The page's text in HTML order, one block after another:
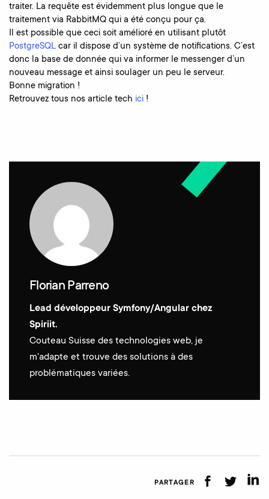
traiter. La requête est évidemment plus longue que le
traitement via RabbitMQ qui a été conçu pour ça.
Il est possible que ceci soit amélioré en utilisant plutôt
PostgreSQL car il dispose d’un système de notifications. C’est
donc la base de donnée qui va informer le messenger d’un
nouveau message et ainsi soulager un peu le serveur.
Bonne migration !
Retrouvez tous nos article tech ici !
Florian Parreno
Lead développeur Symfony/Angular chez
Spiriit.
Couteau Suisse des technologies web, je
m'adapte et trouve des solutions à des
problématiques variées.
PARTAGER